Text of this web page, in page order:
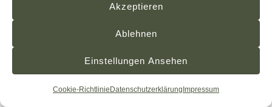
Akzeptieren
Ablehnen
Einstellungen Ansehen
Cookie-Richtlinie Datenschutzerklärung Impressum